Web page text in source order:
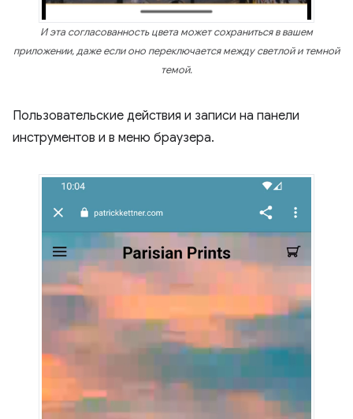
И эта согласованность цвета может сохраниться в вашем
приложении, даже если оно переключается между светлой и темной
темой.
Пользовательские действия и записи на панели
инструментов и в меню браузера.